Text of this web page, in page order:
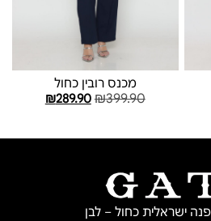
מכנס רובין כחול
₪399.90
₪289.90
ישראלית כחול – לבן